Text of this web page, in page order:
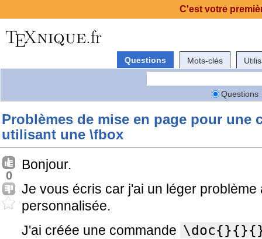
Questions Mots-clés
Questions
Problèmes de mise en page pour une
utilisant une \fbox
0
Bonjour.
Je vous écris car j'ai un léger
personnalisée.
J'ai créée une commande
C'est votre